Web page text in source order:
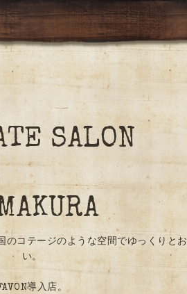
SALON
のコテージのような空間でゆっくりと
い。
導入店。